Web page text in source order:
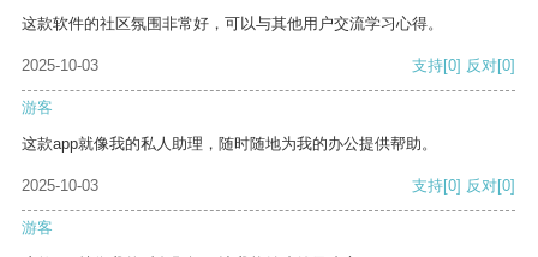
这款软件的社区氛围非常好，可以与其他用户交流学习心得。
2025-10-03 支持[0] 反对[0]
游客
这款app就像我的私人助理，随时随地为我的办公提供帮助。
2025-10-03 支持[0] 反对[0]
游客